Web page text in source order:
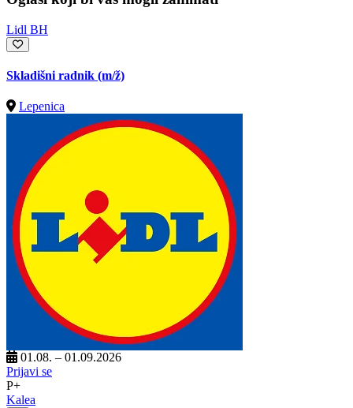
Lidl BH
Skladišni radnik (m/ž)
Lepenica
01.08. – 01.09.2026
Prijavi se
P+
Kalea